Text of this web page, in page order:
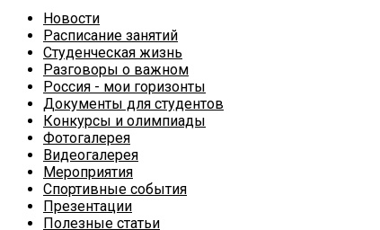
Новости
Расписание занятий
Студенческая жизнь
Разговоры о важном
Россия - мои горизонты
Документы для студентов
Конкурсы и олимпиады
Фотогалерея
Видеогалерея
Мероприятия
Спортивные события
Презентации
Полезные статьи